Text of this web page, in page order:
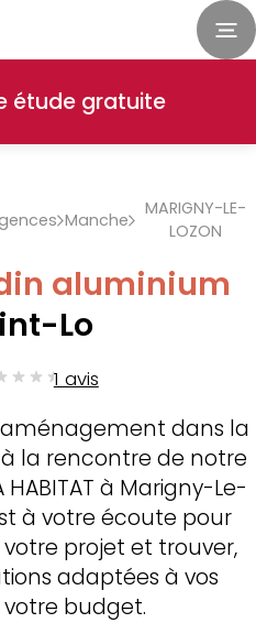
étude gratuite
Manche
MARIGNY-LE-
LOZON
aluminium
Lo
1 avis
dans la
la rencontre de notre
HABITAT à Marigny-Le-
à votre écoute pour
projet et trouver,
adaptées à vos
budget.